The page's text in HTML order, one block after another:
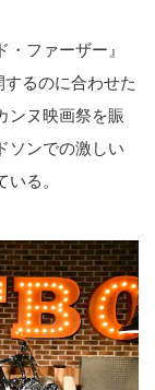
ファーザー』
るのに合わせた
ンヌ映画祭を賑
ソンでの激しい
る。